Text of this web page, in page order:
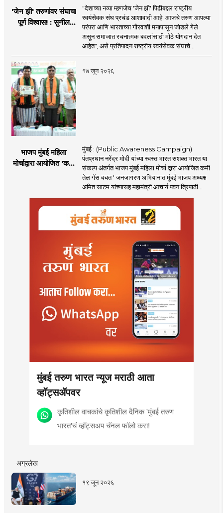
'जेन झी' तरुणांवर संघाचा
पूर्ण विश्वास! : सुनील
"देशाच्या नव्या म्हणजेच 'जेन झी' पिढीबद्दल राष्ट्रीय
स्वयंसेवक संघ प्रचंड आशावादी आहे. आजचे तरुण आपल्या
परंपरा आणि भारताच्या गौरवाशी मनापासून जोडले गेले
असून समाजात रचनात्मक बदलांसाठी मोठे योगदान देत
आहेत", असे प्रतिपादन राष्ट्रीय स्वयंसेवक संघाचे ..
१७ जून २०२६
भाजप मुंबई महिला
मोर्चाद्वारा आयोजित 'कमी
मुंबई : (Public Awareness Campaign)
पंतप्रधान नरेंद्र मोदी यांच्या स्वस्त भारत सशक्त भारत या
संकल्प अंतर्गत भाजप मुंबई महिला मोर्चा द्वारा आयोजित कमी
तेल गॅस बचत ' जनजागरण अभियानात मुंबई भाजप अध्यक्ष
अमित साटम यांच्यासह महामंत्री आचार्य पवन त्रिपाठी ..
मुंबई तरुण भारत न्यूज मराठी आता
व्हॉट्सॲपवर
कृतिशील वाचकांचे कृतिशील दैनिक 'मुंबई तरुण
भारत'चं व्हॉट्सअप चॅनल फॉलो करा!
अग्रलेख
१९ जून २०२६